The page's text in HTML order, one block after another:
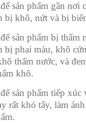
sản phẩm gần nơi
bị khô, nứt và bị
sản phẩm bị thấm
bị phai màu, khô
thấm nước, và
khô.
sản phẩm tiếp
rất khó tẩy, làm